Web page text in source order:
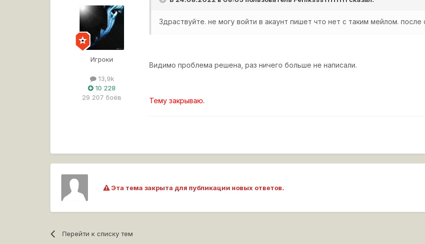
Игроки
13,9k
10 228
29 207 боёв
Здраствуйте. не могу войти в акаунт пишет что нет с таким мейлом.
Видимо проблема решена, раз ничего больше не написали.
Тему закрываю.
Эта тема закрыта для публикации новых ответов.
Перейти к списку тем